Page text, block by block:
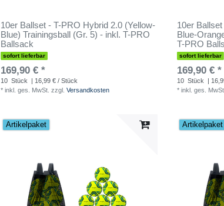
10er Ballset - T-PRO Hybrid 2.0 (Yellow-
Blue) Trainingsball (Gr. 5) - inkl. T-PRO
Ballsack
sofort lieferbar
169,90 € *
10 Stück
| 16,99 € / Stück
* inkl. ges. MwSt. zzgl. Versandkosten
10er
Blue-
T-PRO
sofort lieferbar
169,90 € *
10 Stück
|
* inkl. ges. MwSt.
Artikelpaket Artikelpaket